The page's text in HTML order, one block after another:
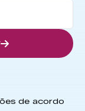
de acordo